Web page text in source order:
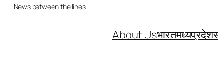
News between the lines
About Usभारतमध्यप्रदेश